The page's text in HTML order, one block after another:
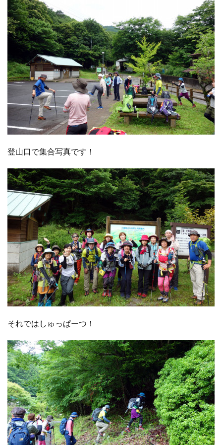
登山口で集合写真です！
それではしゅっぱーつ！